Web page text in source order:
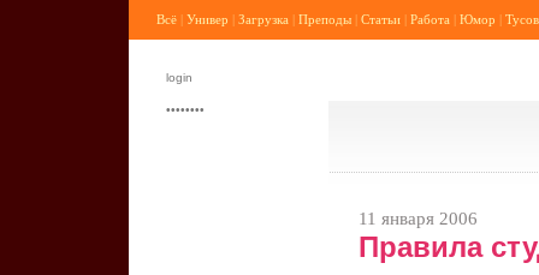
Всё | Универ | Загрузка | Преподы | Статьи | Работа | Юмор |
11 января 2006
Правила